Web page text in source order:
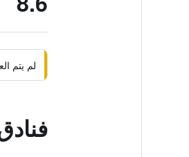
لم يتم
فنادق